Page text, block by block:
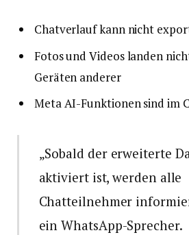
Chatverlauf kann nicht
Fotos und Videos landen
Geräten anderer
Meta AI-Funktionen sind im
„Sobald der erweiterte
aktiviert ist, werden alle
Chatteilnehmer
ein WhatsApp-Sprecher.